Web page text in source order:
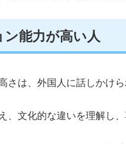
能力が高い人
さは、外国人に話しかけ
、文化的な違いを理解し